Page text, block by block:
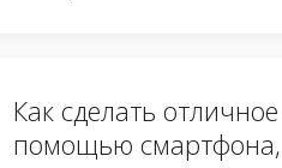
Как сделать
помощью смартфона,